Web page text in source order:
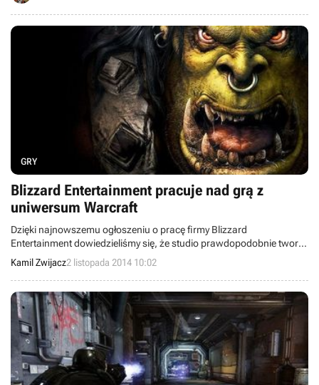
GRY
Blizzard Entertainment pracuje nad grą z
uniwersum Warcraft
Dzięki najnowszemu ogłoszeniu o pracę firmy Blizzard
Entertainment dowiedzieliśmy się, że studio prawdopodobnie tworzy
już kolejną grę osadzoną w uniwersum Warcraft. Niestety, nie
wiemy, czy chodzi o zupełnie nową odsłonę serii, odświeżone wersje
pierwszych trzech części, o których mówi się od zeszłego roku, czy
też projekt poboczny.
Kamil Zwijacz2 listopada 2014 10:02